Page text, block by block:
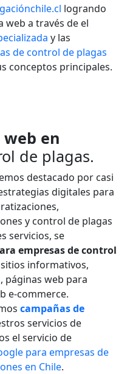
logrando
web a través de el
y las
de control de plagas
conceptos principales.
en
de plagas.
destacado por casi
digitales para
y control de plagas
servicios, se
empresas de control
informativos,
páginas web para
e-commerce.
campañas de
servicios de
el servicio de
para empresas de
en Chile.